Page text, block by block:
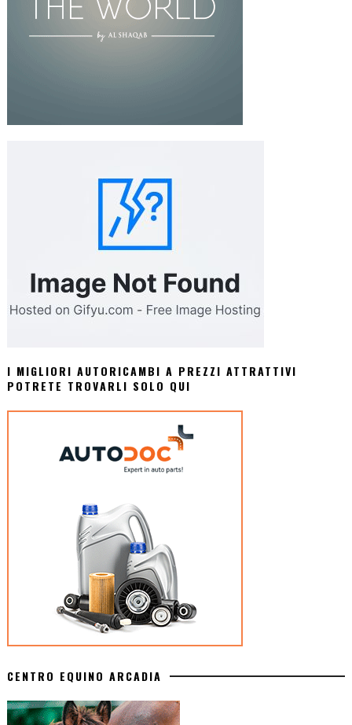
I MIGLIORI AUTORICAMBI A PREZZI ATTRATTIVI
POTRETE TROVARLI SOLO QUI
CENTRO EQUINO ARCADIA